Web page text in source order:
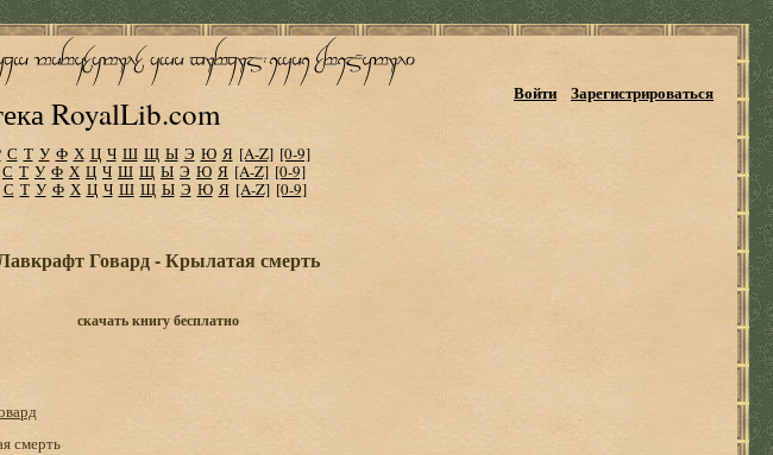
RoyalLib.com
Войти Зарегистрироваться
С Т У Ф Х Ц Ч Ш Щ Ы Э Ю Я [A-Z] [0-9]
С Т У Ф Х Ц Ч Ш Щ Ы Э Ю Я [A-Z] [0-9]
С Т У Ф Х Ц Ч Ш Щ Ы Э Ю Я [A-Z] [0-9]
Говард - Крылатая смерть
скачать книгу бесплатно
смерть